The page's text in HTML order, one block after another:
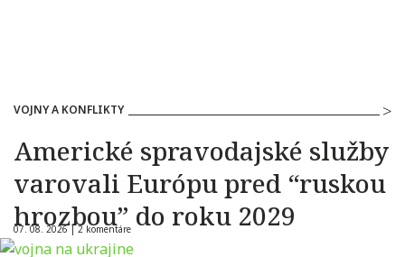
VOJNY A KONFLIKTY
Americké spravodajské služby
varovali Európu pred “ruskou
hrozbou” do roku 2029
07. 08. 2026 |2 komentáre